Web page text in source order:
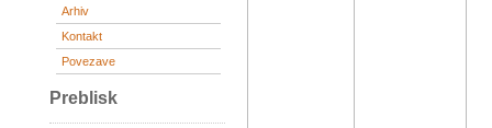
Arhiv
Kontakt
Povezave
Preblisk